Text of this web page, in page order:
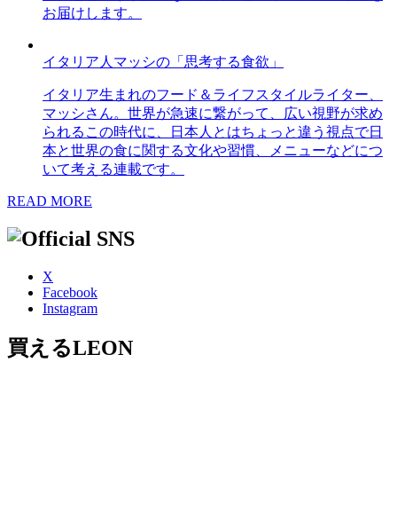
お届けします。
イタリア人マッシの「思考する食欲」
イタリア生まれのフード＆ライフスタイルライター、
マッシさん。世界が急速に繋がって、広い視野が求め
られるこの時代に、日本人とはちょっと違う視点で日
本と世界の食に関する文化や習慣、メニューなどにつ
いて考える連載です。
READ MORE
X
Facebook
Instagram
買えるLEON